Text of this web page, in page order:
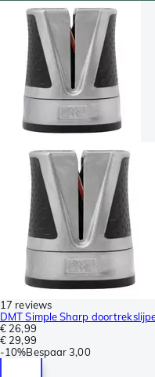
17 reviews
DMT Simple Sharp
€ 26,99
€ 29,99
-10%Bespaar 3,00